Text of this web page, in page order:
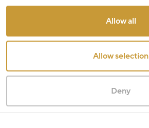
Allow all
Allow selection
Deny